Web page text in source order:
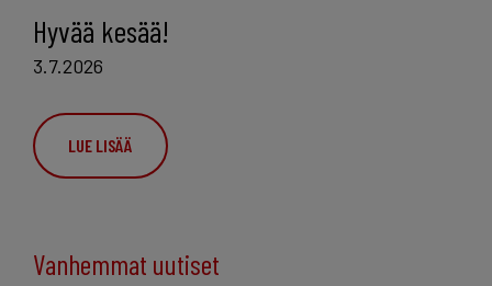
Hyvää kesää!
3.7.2026
LUE LISÄÄ
Vanhemmat uutiset